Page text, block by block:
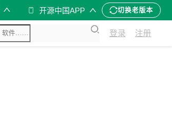
开源中国APP 切换老版本
登录 注册